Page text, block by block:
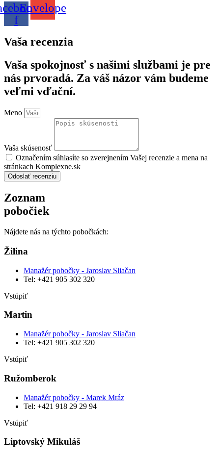
f
Envelope
Vaša recenzia
Vaša spokojnosť s našimi službami je pre
nás prvoradá. Za váš názor vám budeme
veľmi vďační.
Meno
Vaša skúsenosť
Označením súhlasíte so zverejnením Vašej recenzie a mena na
stránkach Komplexne.sk
Odoslať recenziu
Zoznam
pobočiek
Nájdete nás na týchto pobočkách:
Žilina
Manažér pobočky - Jaroslav Sliačan
Tel: +421 905 302 320
Vstúpiť
Martin
Manažér pobočky - Jaroslav Sliačan
Tel: +421 905 302 320
Vstúpiť
Ružomberok
Manažér pobočky - Marek Mráz
Tel: ‭+421 918 29 29 94‬
Vstúpiť
Liptovský Mikuláš